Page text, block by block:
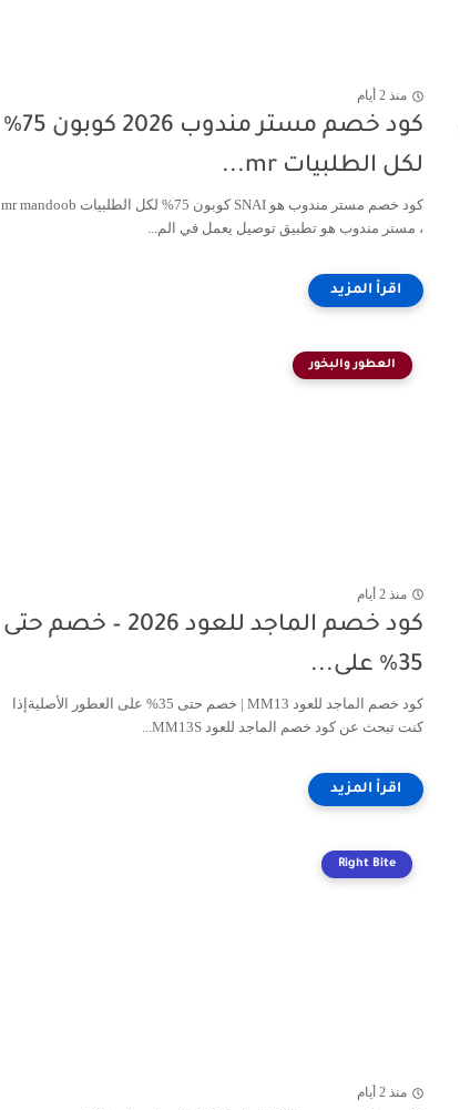
منذ 2 أيام
كود خصم مستر مندوب 2026 كوبون 75%
لكل الطلبيات mr...
كود خصم مستر مندوب هو SNAI كوبون 75% لكل الطلبيات mr mandoob
، مستر مندوب هو تطبيق توصيل يعمل في الم...
العطور والبخور
منذ 2 أيام
كود خصم الماجد للعود 2026 – خصم حتى
35% على...
كود خصم الماجد للعود MM13 | خصم حتى 35% على العطور الأصليةإذا
كنت تبحث عن كود خصم الماجد للعود MM13S...
Right Bite
منذ 2 أيام